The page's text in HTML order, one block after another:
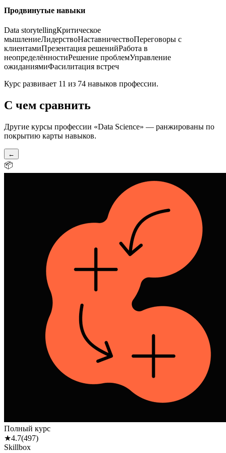
Продвинутые навыки
Data storytellingКритическое
мышлениеЛидерствоНаставничествоПереговоры с
клиентамиПрезентация решенийРабота в
неопределённостиРешение проблемУправление
ожиданиямиФасилитация встреч
Курс развивает 11 из 74 навыков профессии.
С чем сравнить
Другие курсы профессии «Data Science» — ранжированы по
покрытию карты навыков.
←
📦
Полный курс
★4.7(497)
Skillbox